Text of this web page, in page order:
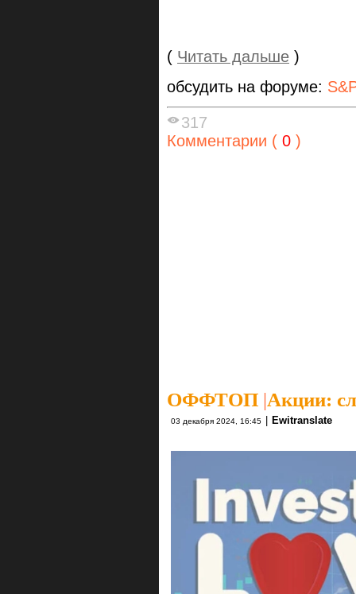
( Читать дальше )
обсудить на форуме:
317
Комментарии ( 0 )
ОФФТОП |Акции:
03 декабря 2024, 16:45 | Ewitranslate